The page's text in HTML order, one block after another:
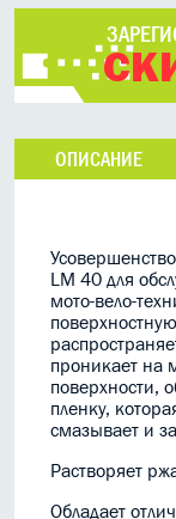
ОПИСАНИЕ
LM 40 для
мото-вело-
проникает на
поверхности,
пленку,
смазывает и
Растворяет
Обладает